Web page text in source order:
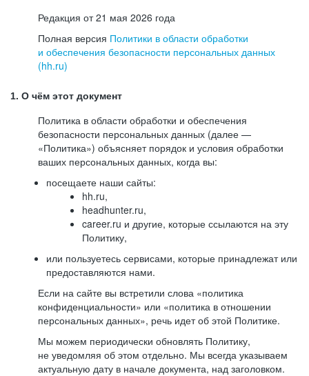
Редакция от 21 мая 2026 года
Полная версия Политики в области обработки
и обеспечения безопасности персональных данных
(hh.ru)
1. О чём этот документ
Политика в области обработки и обеспечения
безопасности персональных данных (далее —
«Политика») объясняет порядок и условия обработки
ваших персональных данных, когда вы:
посещаете наши сайты:
hh.ru,
headhunter.ru,
career.ru и другие, которые ссылаются на эту
Политику,
или пользуетесь сервисами, которые принадлежат или
предоставляются нами.
Если на сайте вы встретили слова «политика
конфиденциальности» или «политика в отношении
персональных данных», речь идет об этой Политике.
Мы можем периодически обновлять Политику,
не уведомляя об этом отдельно. Мы всегда указываем
актуальную дату в начале документа, над заголовком.